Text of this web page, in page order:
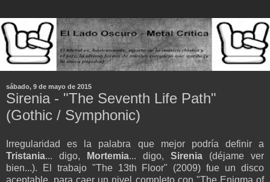
sábado, 9 de mayo de 2015
Sirenia - "The Seventh Life Path"
(Gothic / Symphonic)
Irregularidad es la palabra que mejor podría definir a
Tristania... digo, Mortemia... digo, Sirenia (déjame ver
bien...). El trabajo "The 13th Floor" (2009) fue un disco